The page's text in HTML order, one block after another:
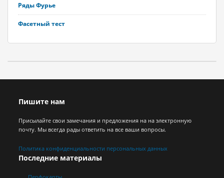
Ряды Фурье
Фасетный тест
Пишите нам
Присылайте свои замечания и предложения на на электронную
почту. Мы всегда рады ответить на все ваши вопросы.
Политика конфиденциальности персональных данных
Последние материалы